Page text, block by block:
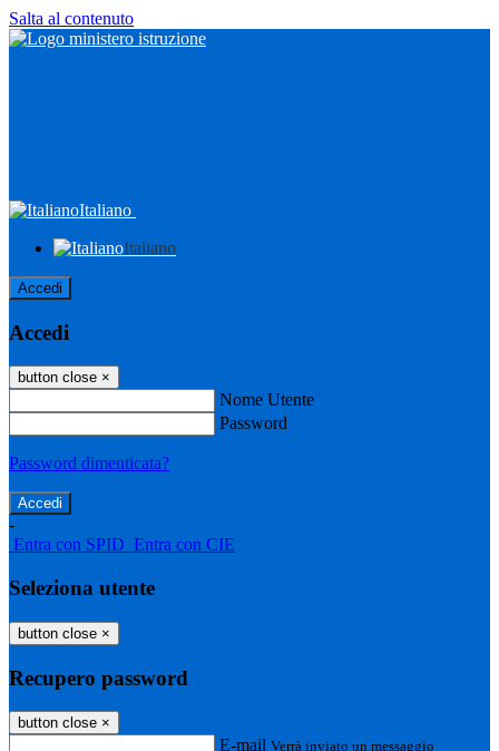
Salta al contenuto
Italiano
Italiano
Accedi
Accedi
button close ×
Nome Utente
Password
Password dimenticata?
-
Entra con SPID Entra con CIE
Seleziona utente
button close ×
Recupero password
button close ×
E-mail Verrà inviato un messaggio